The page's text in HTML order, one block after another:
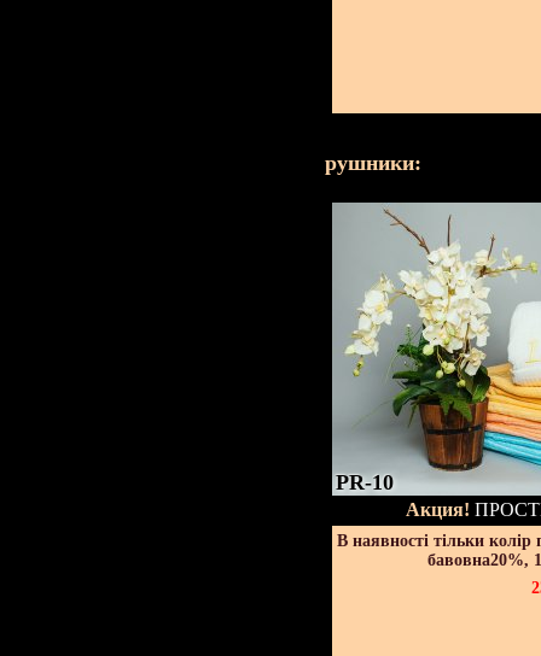
рушники:
PR-10
Акция!
В наявності тільки
бавовна20%,